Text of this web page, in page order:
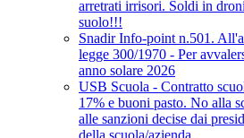
arretrati irrisori. Soldi in
suolo!!!
Snadir Info-point n.501.
legge 300/1970 - Per
anno solare 2026
USB Scuola - Contratto
17% e buoni pasto. No alla
alle sanzioni decise dai